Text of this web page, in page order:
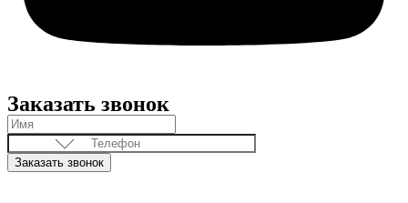
Заказать звонок
Заказать звонок